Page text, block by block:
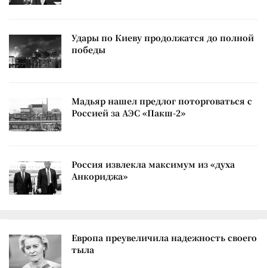
Удары по Киеву продолжатся до полной
победы
Мадьяр нашел предлог поторговаться с
Россией за АЭС «Пакш-2»
Россия извлекла максимум из «духа
Анкориджа»
Европа преувеличила надежность своего
тыла